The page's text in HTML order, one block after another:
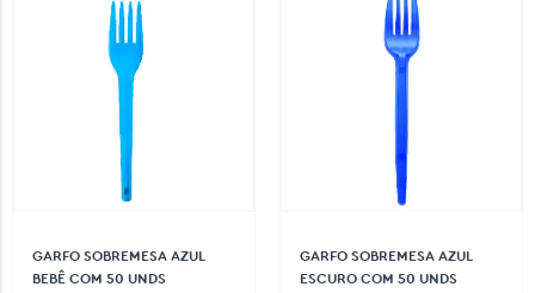
GARFO SOBREMESA AZUL
BEBÊ COM 50 UNDS
GARFO SOBREMESA AZUL
ESCURO COM 50 UNDS